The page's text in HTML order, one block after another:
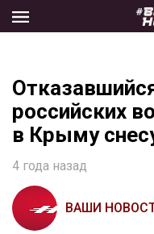
the
российских
в Крыму
4 года назад
ВАШИ